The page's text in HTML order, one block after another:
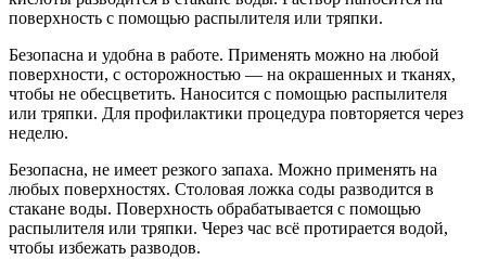
поверхность с помощью распылителя или тряпки.
Безопасна и удобна в работе. Применять можно на любой
поверхности, с осторожностью — на окрашенных и тканях,
чтобы не обесцветить. Наносится с помощью распылителя
или тряпки. Для профилактики процедура повторяется через
неделю.
Безопасна, не имеет резкого запаха. Можно применять на
любых поверхностях. Столовая ложка соды разводится в
стакане воды. Поверхность обрабатывается с помощью
распылителя или тряпки. Через час всё протирается водой,
чтобы избежать разводов.